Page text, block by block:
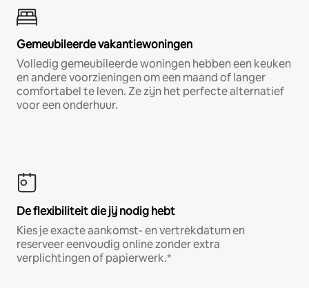
Gemeubileerde vakantiewoningen
Volledig gemeubileerde woningen hebben een keuken
en andere voorzieningen om een maand of langer
comfortabel te leven. Ze zijn het perfecte alternatief
voor een onderhuur.
De flexibiliteit die jij nodig hebt
Kies je exacte aankomst- en vertrekdatum en
reserveer eenvoudig online zonder extra
verplichtingen of papierwerk.*